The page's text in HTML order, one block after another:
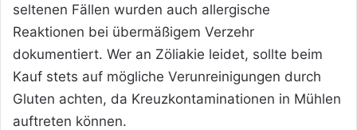
seltenen Fällen wurden auch allergische
Reaktionen bei übermäßigem Verzehr
dokumentiert. Wer an Zöliakie leidet, sollte beim
Kauf stets auf mögliche Verunreinigungen durch
Gluten achten, da Kreuzkontaminationen in Mühlen
auftreten können.